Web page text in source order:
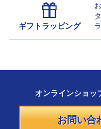
ギフトラッピング
オンラインショッ
お問い合